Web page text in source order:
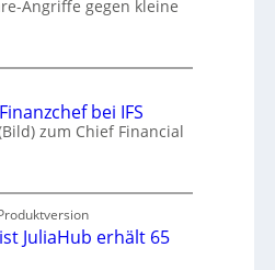
Angriffe gegen kleine
bei IFS
zum Chief Financial
JuliaHub erhält 65